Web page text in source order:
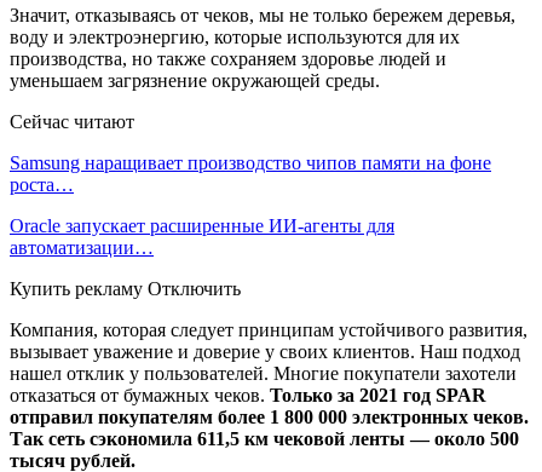
Значит, отказываясь от чеков, мы не только бережем деревья,
воду и электроэнергию, которые используются для их
производства, но также сохраняем здоровье людей и
уменьшаем загрязнение окружающей среды.
Сейчас читают
Samsung наращивает производство чипов памяти на фоне
роста…
Oracle запускает расширенные ИИ‑агенты для
автоматизации…
Купить рекламу Отключить
Компания, которая следует принципам устойчивого развития,
вызывает уважение и доверие у своих клиентов. Наш подход
нашел отклик у пользователей. Многие покупатели захотели
отказаться от бумажных чеков. Только за 2021 год SPAR
отправил покупателям более 1 800 000 электронных чеков.
Так сеть сэкономила 611,5 км чековой ленты — около 500
тысяч рублей.